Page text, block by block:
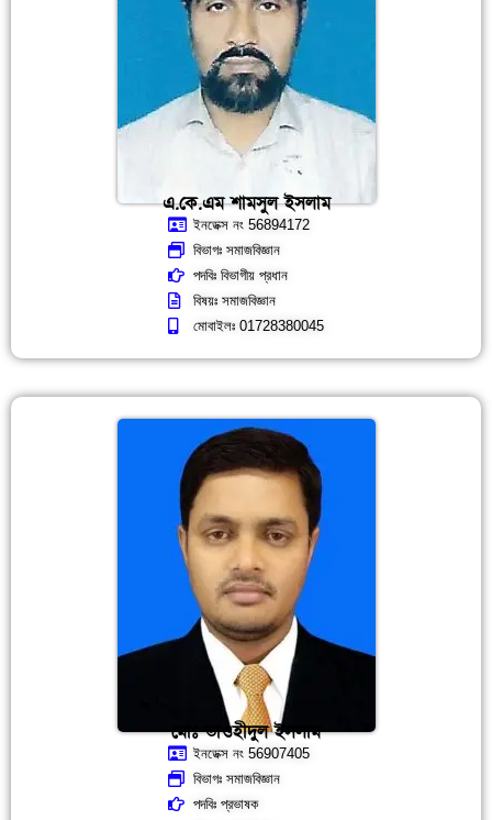
এ.কে.এম শামসুল ইসলাম
ইনডেক্স নং 56894172
বিভাগঃ সমাজবিজ্ঞান
পদবিঃ বিভাগীয় প্রধান
বিষয়ঃ সমাজবিজ্ঞান
মোবাইলঃ 01728380045
মোঃ তাওহীদুল ইসলাম
ইনডেক্স নং 56907405
বিভাগঃ সমাজবিজ্ঞান
পদবিঃ প্রভাষক